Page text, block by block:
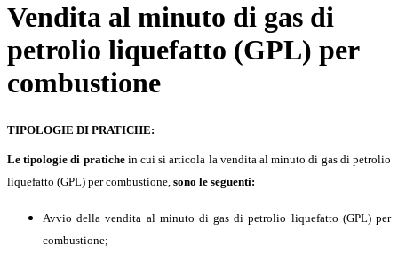
Vendita al minuto di gas di
petrolio liquefatto (GPL) per
combustione
TIPOLOGIE DI PRATICHE:
Le tipologie di pratiche in cui si articola la vendita al minuto di gas di petrolio
liquefatto (GPL) per combustione, sono le seguenti:
Avvio della vendita al minuto di gas di petrolio liquefatto (GPL) per
combustione;